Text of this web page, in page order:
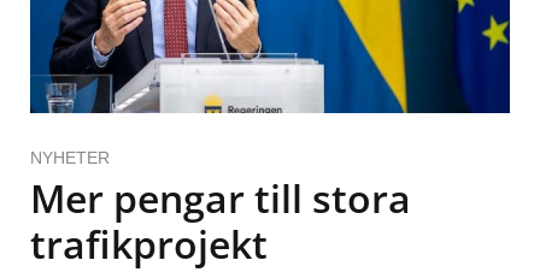
NYHETER
Mer pengar till stora
trafikprojekt